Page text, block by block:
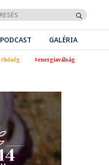
PODCAST GALÉRIA
#hőség #energiaválság